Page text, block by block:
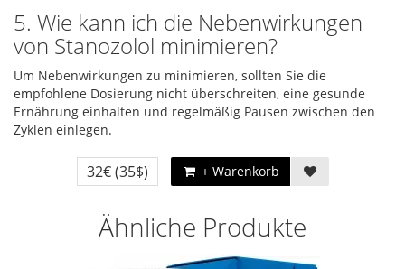
5. Wie kann ich die Nebenwirkungen
von Stanozolol minimieren?
Um Nebenwirkungen zu minimieren, sollten Sie die
empfohlene Dosierung nicht überschreiten, eine gesunde
Ernährung einhalten und regelmäßig Pausen zwischen den
Zyklen einlegen.
32€(35$) + Warenkorb
Ähnliche Produkte